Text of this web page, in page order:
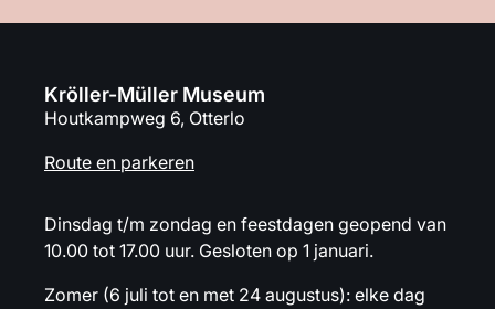
Kröller-Müller Museum
Houtkampweg 6, Otterlo
Route en parkeren
Dinsdag t/m zondag en feestdagen geopend van
10.00 tot 17.00 uur. Gesloten op 1 januari.
Zomer (6 juli tot en met 24 augustus): elke dag